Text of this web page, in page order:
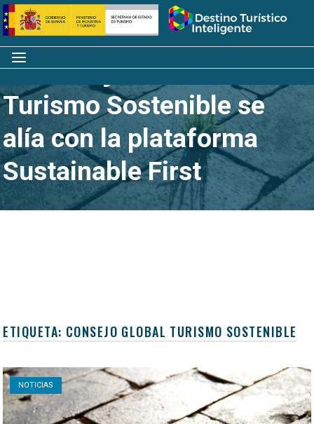
Saltar
al
contenido
Inicio
Menú
El Consejo Global de
Turismo Sostenible se
alía con la plataforma
Sustainable First
ETIQUETA: CONSEJO GLOBAL TURISMO SOSTENIBLE
NOTICIAS
Open post